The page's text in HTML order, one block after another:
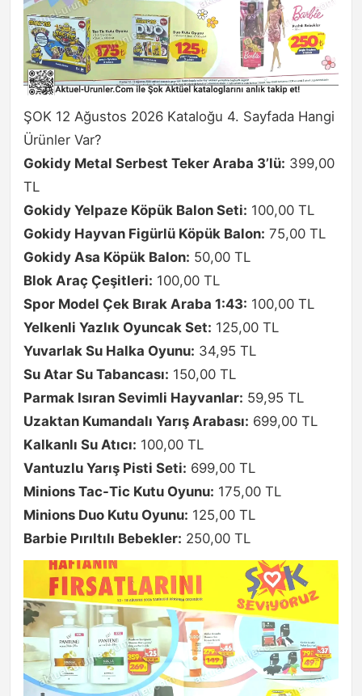
ŞOK 12 Ağustos 2026 Kataloğu 4. Sayfada Hangi
Ürünler Var?
Gokidy Metal Serbest Teker Araba 3’lü: 399,00
TL
Gokidy Yelpaze Köpük Balon Seti: 100,00 TL
Gokidy Hayvan Figürlü Köpük Balon: 75,00 TL
Gokidy Asa Köpük Balon: 50,00 TL
Blok Araç Çeşitleri: 100,00 TL
Spor Model Çek Bırak Araba 1:43: 100,00 TL
Yelkenli Yazlık Oyuncak Set: 125,00 TL
Yuvarlak Su Halka Oyunu: 34,95 TL
Su Atar Su Tabancası: 150,00 TL
Parmak Isıran Sevimli Hayvanlar: 59,95 TL
Uzaktan Kumandalı Yarış Arabası: 699,00 TL
Kalkanlı Su Atıcı: 100,00 TL
Vantuzlu Yarış Pisti Seti: 699,00 TL
Minions Tac-Tic Kutu Oyunu: 175,00 TL
Minions Duo Kutu Oyunu: 125,00 TL
Barbie Pırıltılı Bebekler: 250,00 TL